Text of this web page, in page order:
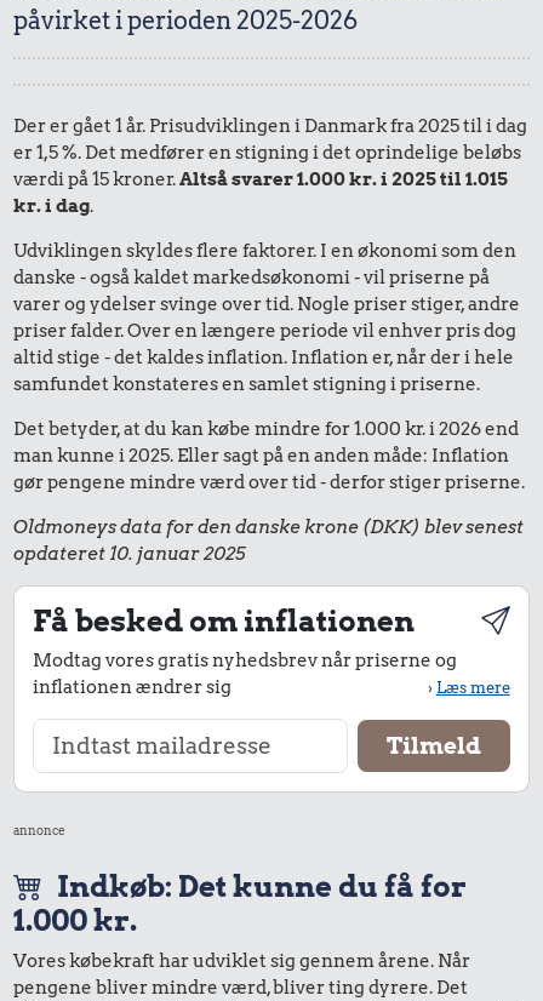
påvirket i perioden 2025-2026
Der er gået 1 år. Prisudviklingen i Danmark fra 2025 til i dag
er 1,5 %. Det medfører en stigning i det oprindelige beløbs
værdi på 15 kroner.Altså svarer 1.000 kr. i 2025 til 1.015
kr. i dag.
Udviklingen skyldes flere faktorer. I en økonomi som den
danske - også kaldet markedsøkonomi - vil priserne på
varer og ydelser svinge over tid. Nogle priser stiger, andre
priser falder. Over en længere periode vil enhver pris dog
altid stige - det kaldes inflation. Inflation er, når der i hele
samfundet konstateres en samlet stigning i priserne.
Det betyder, at du kan købe mindre for 1.000 kr. i 2026 end
man kunne i 2025. Eller sagt på en anden måde: Inflation
gør pengene mindre værd over tid - derfor stiger priserne.
Oldmoneys data for den danske krone (DKK) blev senest
opdateret 10. januar 2025
Få besked om inflationen
Modtag vores gratis nyhedsbrev når priserne og
inflationen ændrer sig
›Læs mere
annonce
Indkøb: Det kunne du få for
1.000 kr.
Vores købekraft har udviklet sig gennem årene. Når
pengene bliver mindre værd, bliver ting dyrere. Det